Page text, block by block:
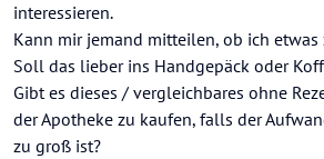
interessieren.
Kann mir jemand mitteilen, ob ich etwas
Soll das lieber ins Handgepäck oder
Gibt es dieses / vergleichbares ohne
der Apotheke zu kaufen, falls der
zu groß ist?